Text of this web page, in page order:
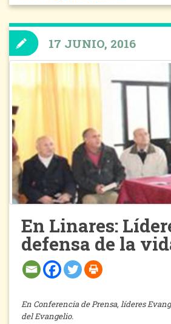
En Linares:
defensa de la
En Conferencia de Prensa, líderes
del Evangelio.
17 JUNIO, 2016